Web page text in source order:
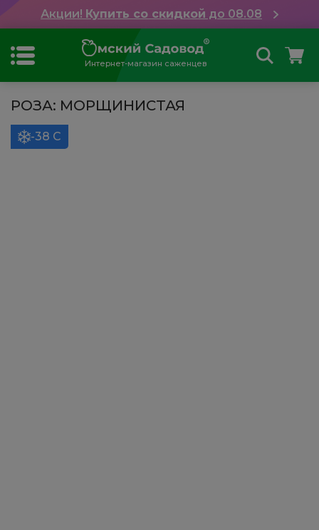
Акции! Купить со скидкой до 08.08
Интернет-магазин саженцев
РОЗА: МОРЩИНИСТАЯ
-38 С